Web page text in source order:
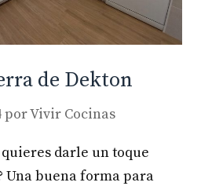
de Dekton
porVivir Cocinas
darle un toque
Una buena forma para